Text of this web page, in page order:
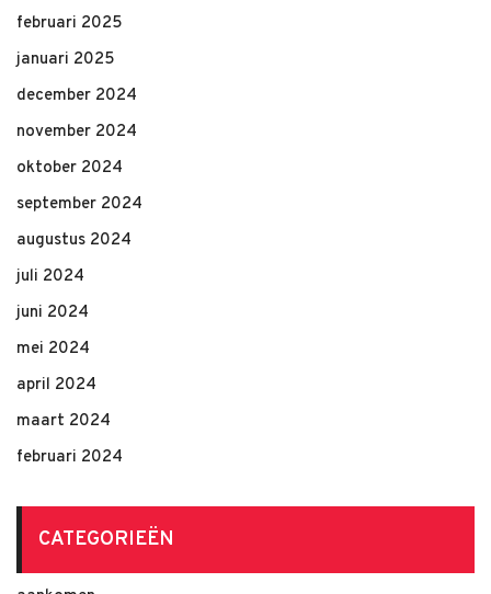
februari 2025
januari 2025
december 2024
november 2024
oktober 2024
september 2024
augustus 2024
juli 2024
juni 2024
mei 2024
april 2024
maart 2024
februari 2024
CATEGORIEËN